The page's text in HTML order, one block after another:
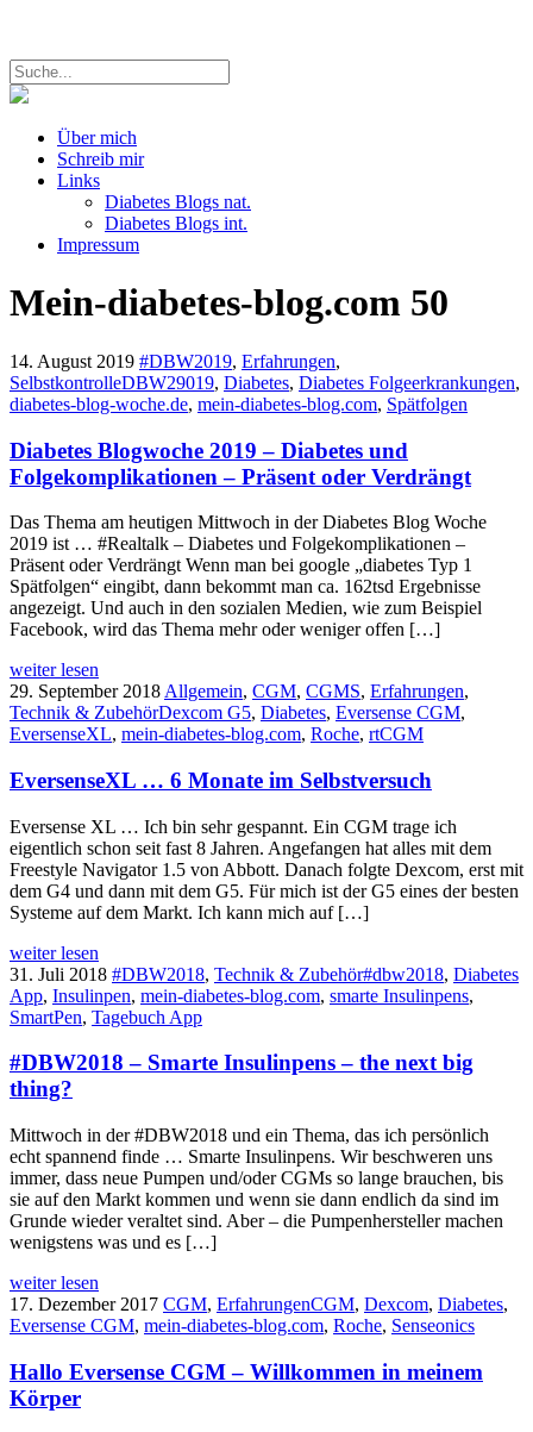
Über mich
Schreib mir
Links
Diabetes Blogs nat.
Diabetes Blogs int.
Impressum
Mein-diabetes-blog.com 50
14. August 2019 #DBW2019, Erfahrungen,
SelbstkontrolleDBW29019, Diabetes, Diabetes Folgeerkrankungen,
diabetes-blog-woche.de, mein-diabetes-blog.com, Spätfolgen
Diabetes Blogwoche 2019 – Diabetes und
Folgekomplikationen – Präsent oder Verdrängt
Das Thema am heutigen Mittwoch in der Diabetes Blog Woche
2019 ist … #Realtalk – Diabetes und Folgekomplikationen –
Präsent oder Verdrängt Wenn man bei google „diabetes Typ 1
Spätfolgen“ eingibt, dann bekommt man ca. 162tsd Ergebnisse
angezeigt. Und auch in den sozialen Medien, wie zum Beispiel
Facebook, wird das Thema mehr oder weniger offen […]
weiter lesen
29. September 2018 Allgemein, CGM, CGMS, Erfahrungen,
Technik & ZubehörDexcom G5, Diabetes, Eversense CGM,
EversenseXL, mein-diabetes-blog.com, Roche, rtCGM
EversenseXL … 6 Monate im Selbstversuch
Eversense XL … Ich bin sehr gespannt. Ein CGM trage ich
eigentlich schon seit fast 8 Jahren. Angefangen hat alles mit dem
Freestyle Navigator 1.5 von Abbott. Danach folgte Dexcom, erst mit
dem G4 und dann mit dem G5. Für mich ist der G5 eines der besten
Systeme auf dem Markt. Ich kann mich auf […]
weiter lesen
31. Juli 2018 #DBW2018, Technik & Zubehör#dbw2018, Diabetes
App, Insulinpen, mein-diabetes-blog.com, smarte Insulinpens,
SmartPen, Tagebuch App
#DBW2018 – Smarte Insulinpens – the next big
thing?
Mittwoch in der #DBW2018 und ein Thema, das ich persönlich
echt spannend finde … Smarte Insulinpens. Wir beschweren uns
immer, dass neue Pumpen und/oder CGMs so lange brauchen, bis
sie auf den Markt kommen und wenn sie dann endlich da sind im
Grunde wieder veraltet sind. Aber – die Pumpenhersteller machen
wenigstens was und es […]
weiter lesen
17. Dezember 2017 CGM, ErfahrungenCGM, Dexcom, Diabetes,
Eversense CGM, mein-diabetes-blog.com, Roche, Senseonics
Hallo Eversense CGM – Willkommen in meinem
Körper